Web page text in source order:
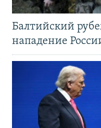
Балтийский
нападение